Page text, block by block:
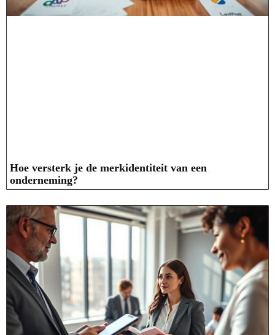
Hoe versterk je de merkidentiteit van een
onderneming?